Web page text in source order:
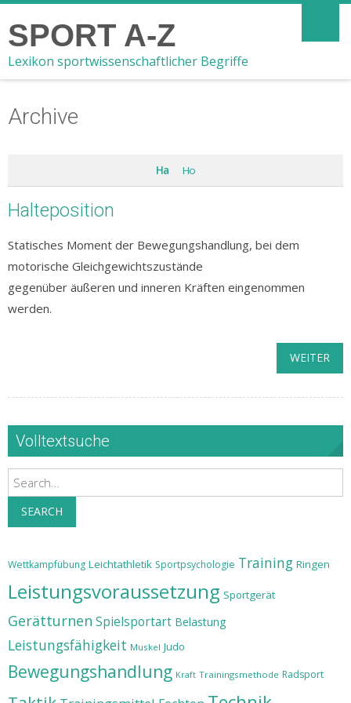
SPORT A-Z
Lexikon sportwissenschaftlicher Begriffe
Archive
Ha Ho
Halteposition
Statisches Moment der Bewegungshandlung, bei dem
motorische Gleichgewichtszustände
gegenüber äußeren und inneren Kräften eingenommen
werden.
WEITER
Volltextsuche
Search
SEARCH
Wettkampfübung Leichtathletik Sportpsychologie Training Ringen
Leistungsvoraussetzung Sportgerät
Gerätturnen Spielsportart Belastung
Leistungsfähigkeit Muskel Judo
Bewegungshandlung Kraft Trainingsmethode Radsport